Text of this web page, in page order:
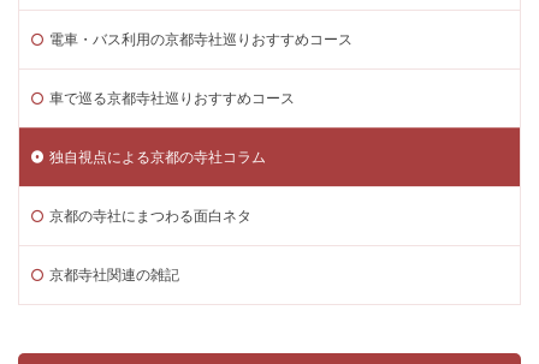
電車・バス利用の京都寺社巡りおすすめコース
車で巡る京都寺社巡りおすすめコース
独自視点による京都の寺社コラム
京都の寺社にまつわる面白ネタ
京都寺社関連の雑記